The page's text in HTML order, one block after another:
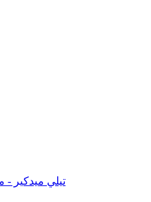
تيلي ميدكير -